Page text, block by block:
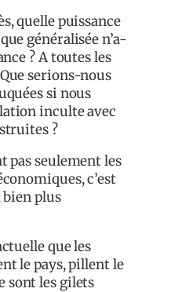
quelle puissance
généralisée n’a-
? A toutes les
serions-nous
si nous
inculte avec
?
pas seulement les
c’est
bien plus
que les
le pays, pillent le
sont les gilets